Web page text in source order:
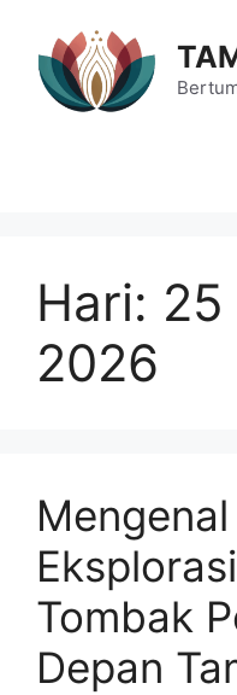
Hari:
2026
Tombak
Depan